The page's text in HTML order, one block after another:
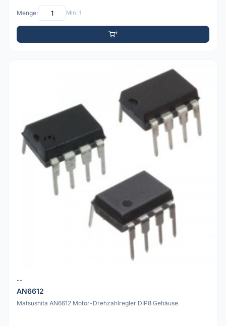
Menge: Min: 1
--
AN6612
Matsushita AN6612 Motor-Drehzahlregler DIP8 Gehäuse